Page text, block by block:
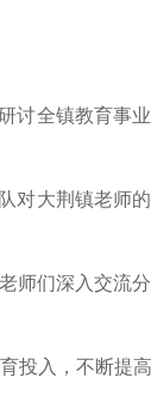
全镇教育事
大荆镇老师
们深入交流
入，不断提